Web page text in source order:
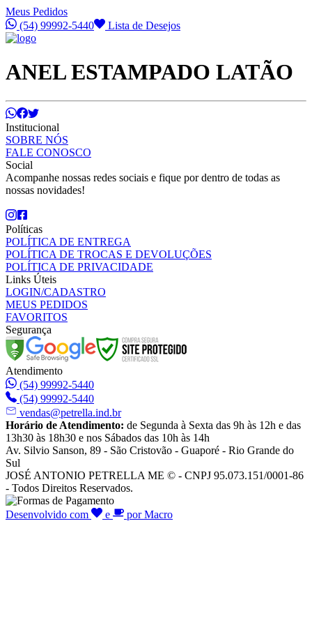
Meus Pedidos
(54) 99992-5440
Lista de Desejos
ANEL ESTAMPADO LATÃO
Institucional
SOBRE NÓS
FALE CONOSCO
Social
Acompanhe nossas redes sociais e fique por dentro de todas as
nossas novidades!
Políticas
POLÍTICA DE ENTREGA
POLÍTICA DE TROCAS E DEVOLUÇÕES
POLÍTICA DE PRIVACIDADE
Links Úteis
LOGIN/CADASTRO
MEUS PEDIDOS
FAVORITOS
Segurança
Atendimento
(54) 99992-5440
(54) 99992-5440
vendas@petrella.ind.br
Horário de Atendimento: de Segunda à Sexta das 9h às 12h e das
13h30 às 18h30 e nos Sábados das 10h às 14h
Av. Silvio Sanson, 89 - São Cristovão - Guaporé - Rio Grande do
Sul
JOSÉ ANTONIO PETRELLA ME © - CNPJ 95.073.151/0001-86
- Todos Direitos Reservados.
Desenvolvido com e por Macro